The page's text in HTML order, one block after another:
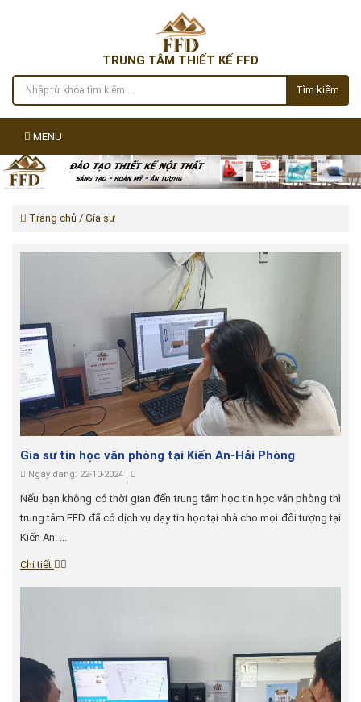
TRUNG TÂM THIẾT KẾ FFD
Tìm kiếm
MENU
Trang chủ / Gia sư
Gia sư tin học văn phòng tại Kiến An-Hải Phòng
Ngày đăng: 22-10-2024 |
Nếu bạn không có thời gian đến trung tâm học tin học văn phòng thì
trung tâm FFD đã có dịch vụ dạy tin học tại nhà cho mọi đối tượng tại
Kiến An. ...
Chi tiết